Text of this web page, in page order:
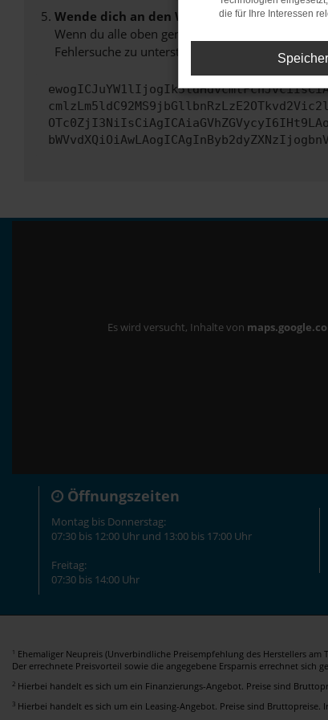
Wende dich an den Webseitenbetreiber.
Wenn du alle oben genannten Schritte versucht
Fehlersuche zu unterstützen:
Es wird versucht, Inhalte von
Öffnungszeiten
Montag bis Donnerstag:
07:30 bis 12:00 Uhr und 13:00 bis 17:00 Uhr
Freitag:
07:30 bis 14:00 Uhr
1 Ehemaliger Neupreis (Unverbindliche Preisempfehlung des Herstellers am
Der errechnete Preisvorteil sowie die angegebene Ersparnis errechnet sich
2 Hierbei handelt es sich um ein Finanzierungs-Angebot. Preise sind
3 Hierbei handelt es sich um ein Leasing-Angebot. Preise sind Bruttopreise.
die für Ihre Interessen